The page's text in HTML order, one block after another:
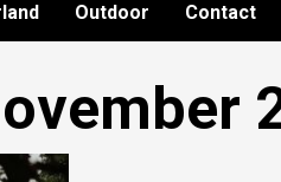
Outdoor Contact